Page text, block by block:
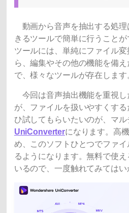
動画から音声を抽出する処理
きるツールで簡単に行うこと
ツールには、単純にファイル
ら、編集やその他の機能を備え
で、様々なツールが存在します
今回は音声抽出機能を重視し
が、ファイルを扱いやすくす
ひ試してもらいたいのが、マ
UniConverterになります。高
め、このソフトひとつでファイ
るようになります。無料で使
いるので、一度触れてみてはい